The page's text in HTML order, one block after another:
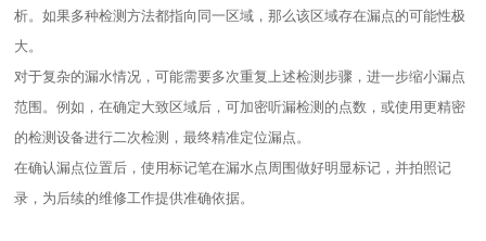
析。如果多种检测方法都指向同一区域，那么该区域存在漏点的可能性极
大。​
对于复杂的漏水情况，可能需要多次重复上述检测步骤，进一步缩小漏点
范围。例如，在确定大致区域后，可加密听漏检测的点数，或使用更精密
的检测设备进行二次检测，最终精准定位漏点。​
在确认漏点位置后，使用标记笔在漏水点周围做好明显标记，并拍照记
录，为后续的维修工作提供准确依据。​